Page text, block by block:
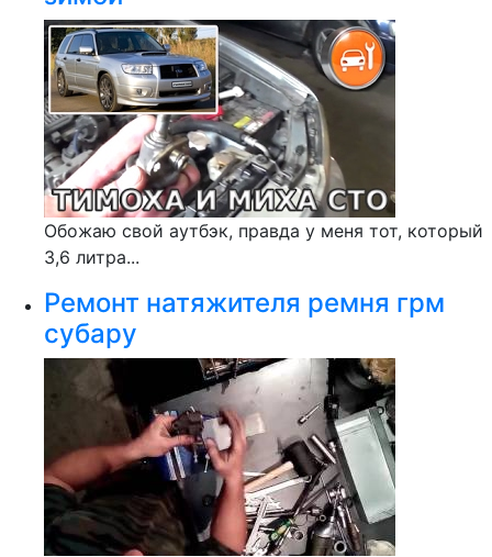
Обожаю свой аутбэк, правда у меня тот, который
3,6 литра...
Ремонт натяжителя ремня грм
субару